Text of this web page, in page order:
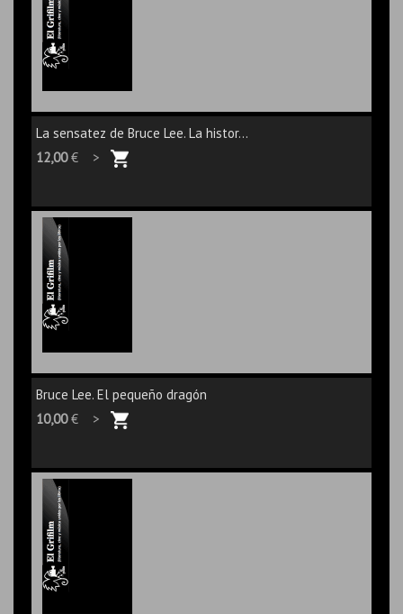
La sensatez de Bruce Lee. La histor...
12,00€ >
Bruce Lee. El pequeño dragón
10,00€ >